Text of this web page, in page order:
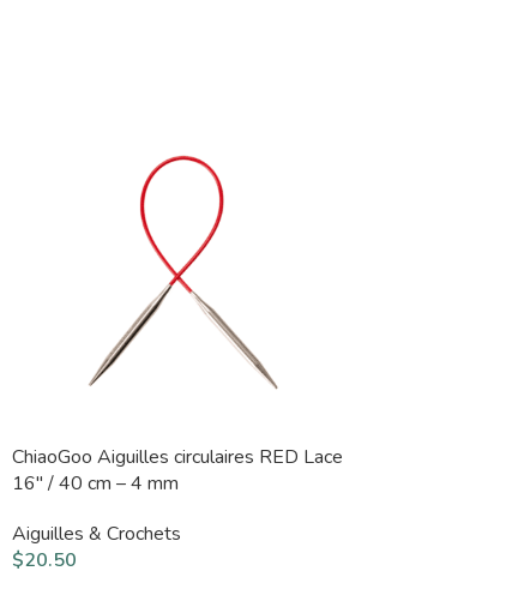
ChiaoGoo Aiguilles circulaires RED Lace
16″ / 40 cm – 4 mm
Aiguilles & Crochets
$20.50